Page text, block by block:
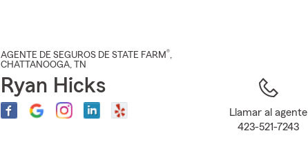
AGENTE DE SEGUROS DE STATE FARM®,
CHATTANOOGA, TN
Ryan Hicks
Llamar al agente
423-521-7243